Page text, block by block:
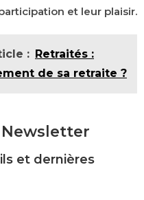
et leur plaisir.
: Retraités :
de sa retraite ?
et dernières